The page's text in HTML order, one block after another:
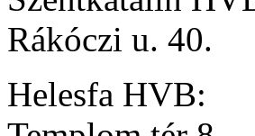
Rákóczi u. 40.
Helesfa